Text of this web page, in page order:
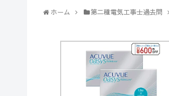
ホーム 第二種電気工事士過去問